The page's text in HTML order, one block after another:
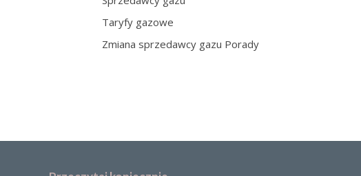
Taryfy gazowe
Zmiana sprzedawcy gazu Porady